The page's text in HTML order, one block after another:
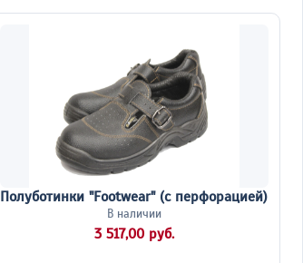
Полуботинки "Footwear" (с перфорацией)
В наличии
3 517,00 руб.